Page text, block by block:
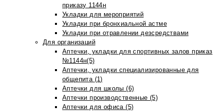
приказу 1144н
Укладки для мероприятий
Укладки при бронхиальной астме
Укладки при отравлении дезсредствами
Для организаций
Аптечки, укладки для спортивных залов приказ
№1144н(5)
Аптечки, укладки специализированные для
общепита (1)
Аптечки для школы (6)
Аптечки производственные (5)
Аптечки для офиса (5)